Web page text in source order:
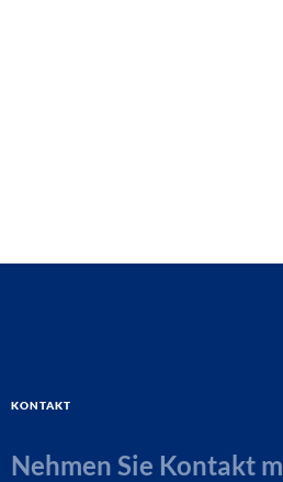
Kontakt
Nehmen Sie Kontakt